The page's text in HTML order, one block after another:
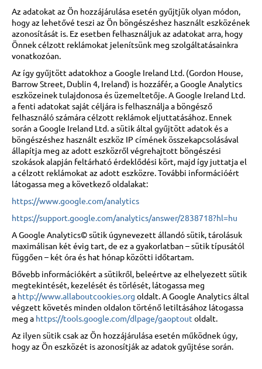
Az adatokat az Ön hozzájárulása esetén gyűjtjük olyan módon,
hogy az lehetővé teszi az Ön böngészéshez használt eszközének
azonosítását is. Ez esetben felhasználjuk az adatokat arra, hogy
Önnek célzott reklámokat jelenítsünk meg szolgáltatásainkra
vonatkozóan.
Az így gyűjtött adatokhoz a Google Ireland Ltd. (Gordon House,
Barrow Street, Dublin 4, Ireland) is hozzáfér, a Google Analytics
eszközeinek tulajdonosa és üzemeltetője. A Google Ireland Ltd.
a fenti adatokat saját céljára is felhasználja a böngésző
felhasználó számára célzott reklámok eljuttatásához. Ennek
során a Google Ireland Ltd. a sütik által gyűjtött adatok és a
böngészéshez használt eszköz IP címének összekapcsolásával
állapítja meg az adott eszközről végrehajtott böngészési
szokások alapján feltárható érdeklődési kört, majd így juttatja el
a célzott reklámokat az adott eszközre. További információért
látogassa meg a következő oldalakat:
https://www.google.com/analytics
https://support.google.com/analytics/answer/2838718?hl=hu
A Google Analytics© sütik úgynevezett állandó sütik, tárolásuk
maximálisan két évig tart, de ez a gyakorlatban – sütik típusától
függően – két óra és hat hónap közötti időtartam.
Bővebb információkért a sütikről, beleértve az elhelyezett sütik
megtekintését, kezelését és törlését, látogassa meg
a http://www.allaboutcookies.org oldalt. A Google Analytics által
végzett követés minden oldalon történő letiltásához látogassa
meg a https://tools.google.com/dlpage/gaoptout oldalt.
Az ilyen sütik csak az Ön hozzájárulása esetén működnek úgy,
hogy az Ön eszközét is azonosítják az adatok gyűjtése során.